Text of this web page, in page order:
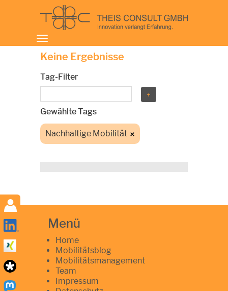
Toggle
navigation
Keine Ergebnisse
Tag-Filter
Gewählte Tags
Nachhaltige Mobilität
Menü
Home
Mobilitätsblog
Mobilitätsmanagement
Team
Impressum